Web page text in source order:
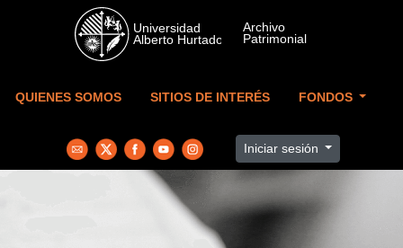
Skip to main content
QUIENES SOMOS SITIOS DE INTERÉS FONDOS
Iniciar sesión